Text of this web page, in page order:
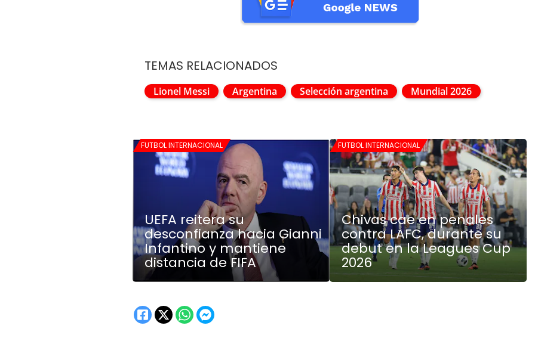
TEMAS RELACIONADOS
Lionel Messi Argentina Selección argentina Mundial 2026
FUTBOL INTERNACIONAL
UEFA reitera su
desconfianza hacia Gianni
Infantino y mantiene
distancia de FIFA
FUTBOL INTERNACIONAL
Chivas cae en penales
contra LAFC, durante su
debut en la Leagues Cup
2026